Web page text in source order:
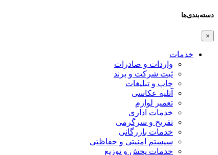
دسته‌بندی‌ها
×
خدمات
واردات و صادرات
ثبت شرکت و برند
چاپ و تبلیغات
آتلیه عکاسی
تعمیر لوازم
خدمات اداری
تفریح و سرگرمی
خدمات بازرگانی
سیستم امنیتی و حفاظتی
خدمات پخش و توزیع